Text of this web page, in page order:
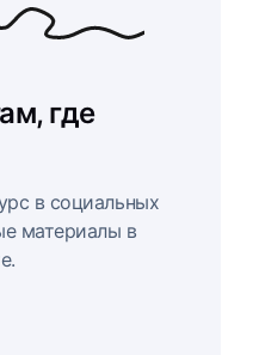
где
в социальных
материалы в